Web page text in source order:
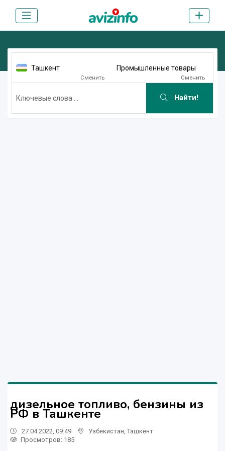
Ташкент
Сменить
Промышленные товары
Сменить
Найти!
дизельное топливо, бензины из
РФ в Ташкенте
27.04.2022, 09:49 Узбекистан Ташкент
Просмотров: 185